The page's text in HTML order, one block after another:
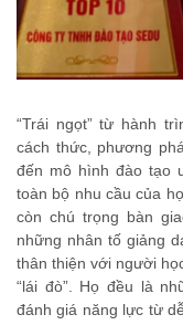
“Trái ngọt” từ hành
cách thức, phương
đến mô hình đào tạo
toàn bộ nhu cầu của
còn chú trọng bàn
những nhân tố giảng
thân thiện với người
“lái đò”. Họ đều là
đánh giá năng lực từ